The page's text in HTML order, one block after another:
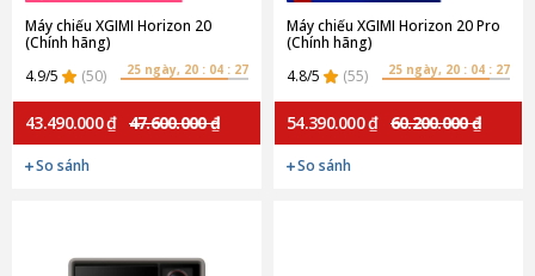
Máy chiếu XGIMI Horizon 20
(Chính hãng)
4.9/5
(50) 25 ngày, 20 : 04 : 27
43.490.000 ₫ 47.600.000 ₫
So sánh
Máy chiếu XGIMI Horizon 20 Pro
(Chính hãng)
4.8/5
(55) 25 ngày, 20 : 04 : 27
54.390.000 ₫ 60.200.000 ₫
So sánh